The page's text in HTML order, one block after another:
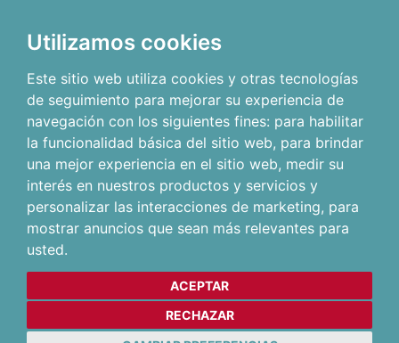
Utilizamos cookies
Este sitio web utiliza cookies y otras tecnologías
de seguimiento para mejorar su experiencia de
navegación con los siguientes fines: para habilitar
la funcionalidad básica del sitio web, para brindar
una mejor experiencia en el sitio web, medir su
interés en nuestros productos y servicios y
personalizar las interacciones de marketing, para
mostrar anuncios que sean más relevantes para
usted.
ACEPTAR
RECHAZAR